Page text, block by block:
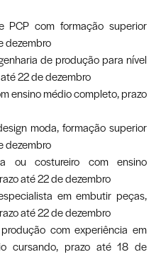
PCP com formação superior
dezembro
de produção para nível
22 de dezembro
ensino médio completo, prazo
moda, formação superior
dezembro
ou costureiro com ensino
até 22 de dezembro
em embutir peças,
até 22 de dezembro
com experiência em
cursando, prazo até 18 de